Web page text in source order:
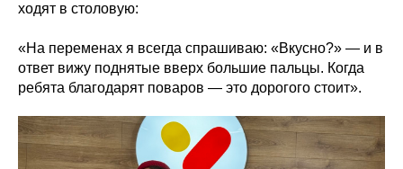
ходят в столовую:
«На переменах я всегда спрашиваю: «Вкусно?» — и в
ответ вижу поднятые вверх большие пальцы. Когда
ребята благодарят поваров — это дорогого стоит».